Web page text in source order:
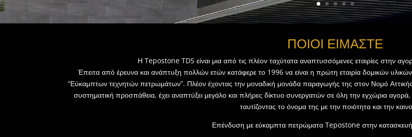
ΠΟΙΟΙ ΕΙΜΑΣΤΕ
Η Tepostone TDS είναι μια από τις πλέον ταχύτατα αναπτυσσόμενες εταιρίες στην
Έπειτα από έρευνα και ανάπτυξη πολλών ετών κατάφερε το 1996 να είναι η πρώτη εταιρία δομικών
“Εύκαμπτων τεχνητών πετρωμάτων”. Πλέον έχοντας την μοναδική μονάδα παραγωγής της στον Νομό
συστηματική προσπάθεια, έχει αναπτύξει μεγάλο και πλήρες δίκτυο συνεργατών σε όλη την εγχώρια
ταυτίζοντας το όνομα της με την ποιότητα και την
Επένδυση με εύκαμπτα πετρώματα Tepostone στην κατασκευή